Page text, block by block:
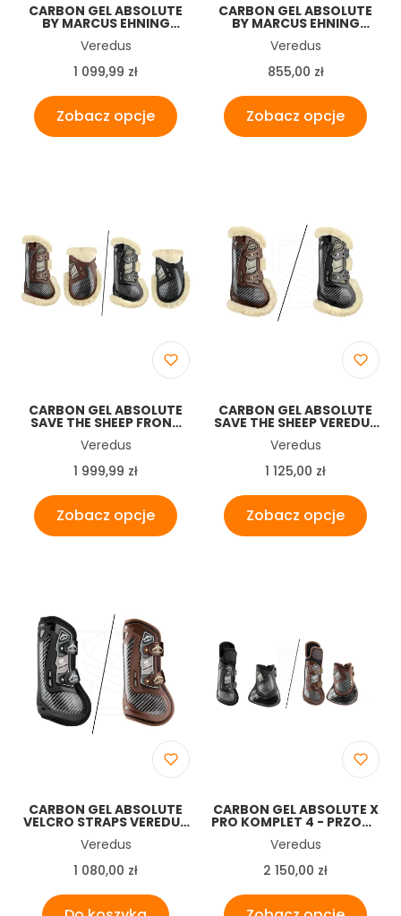
CARBON GEL ABSOLUTE
BY MARCUS EHNING
VEREDUS
Producent
Veredus
Cena
1 099,99 zł
Zobacz opcje
CARBON GEL ABSOLUTE
BY MARCUS EHNING
VEREDUS
Producent
Veredus
Cena
855,00 zł
Zobacz opcje
CARBON GEL ABSOLUTE
SAVE THE SHEEP FRONT
KOMPLET NA 4
Producent
Veredus
Cena
1 999,99 zł
Zobacz opcje
CARBON GEL ABSOLUTE
SAVE THE SHEEP VEREDUS
Producent
Veredus
Cena
1 125,00 zł
Zobacz opcje
CARBON GEL ABSOLUTE
VELCRO STRAPS VEREDUS
PRZODY
Producent
Veredus
Cena
1 080,00 zł
CARBON GEL ABSOLUTE X
PRO KOMPLET 4 - PRZODY
Producent
Veredus
Cena
2 150,00 zł